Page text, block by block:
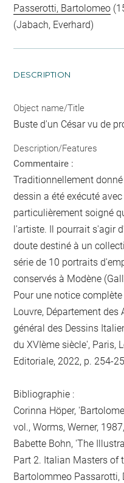
Passerotti, Bartolomeo
(Jabach, Everhard)
DESCRIPTION
Object name/Title
Buste d'un César vu de
Description/Features
Commentaire :
Traditionnellement
dessin a été exécuté
particulièrement soigné
l'artiste. Il pourrait s'agir
doute destiné à un
série de 10 portraits
conservés à Modène
Pour une notice
Louvre, Département
général des Dessins
du XVIème siècle', Paris,
Editoriale, 2022, p. 254-
Bibliographie :
Corinna Höper,
vol., Worms, Werner,
Babette Bohn, 'The
Part 2. Italian Masters of
Bartolommeo